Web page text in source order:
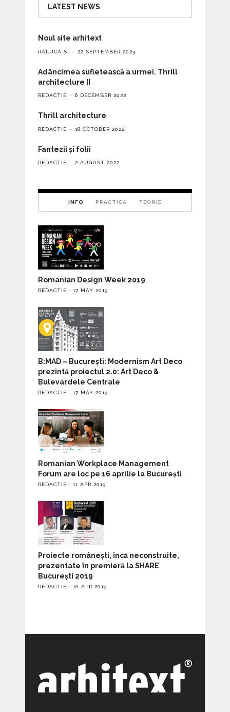
LATEST NEWS
Noul site arhitext
RALUCA S. 22 SEPTEMBER 2023
Adâncimea sufletească a urmei. Thrill
architecture II
REDACTIE 6 DECEMBER 2022
Thrill architecture
REDACTIE 18 OCTOBER 2022
Fantezii și folii
REDACTIE 2 AUGUST 2022
INFO PRACTICA TEORIE
Romanian Design Week 2019
REDACTIE 17 MAY 2019
B:MAD – București: Modernism Art Deco
prezintă proiectul 2.0: Art Deco &
Bulevardele Centrale
REDACTIE 17 MAY 2019
Romanian Workplace Management
Forum are loc pe 16 aprilie la București
REDACTIE 11 APR 2019
Proiecte românești, încă neconstruite,
prezentate în premieră la SHARE
București 2019
REDACTIE 10 APR 2019